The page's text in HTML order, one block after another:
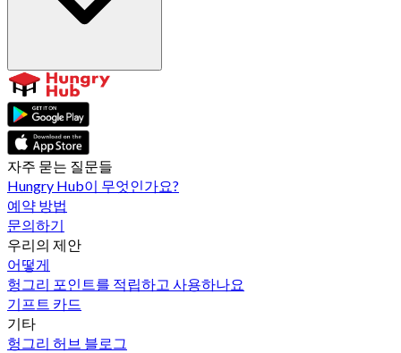
자주 묻는 질문들
Hungry Hub이 무엇인가요?
예약 방법
문의하기
우리의 제안
어떻게
헝그리 포인트를 적립하고 사용하나요
기프트 카드
기타
헝그리 허브 블로그